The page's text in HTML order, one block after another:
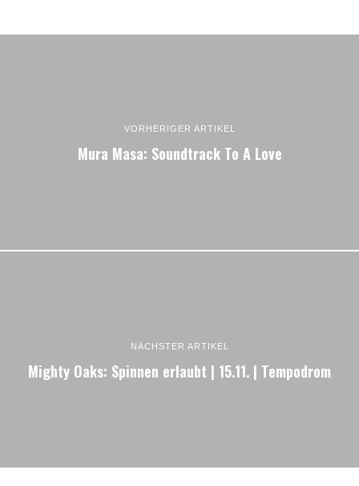
VORHERIGER ARTIKEL
Mura Masa: Soundtrack To A Love
NÄCHSTER ARTIKEL
Mighty Oaks: Spinnen erlaubt | 15.11. | Tempodrom